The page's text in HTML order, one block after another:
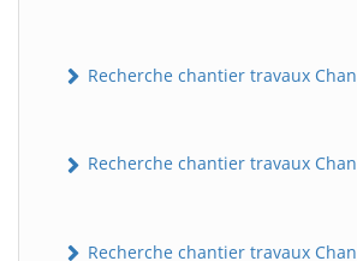
Recherche chantier travaux
Recherche chantier travaux
Recherche chantier travaux